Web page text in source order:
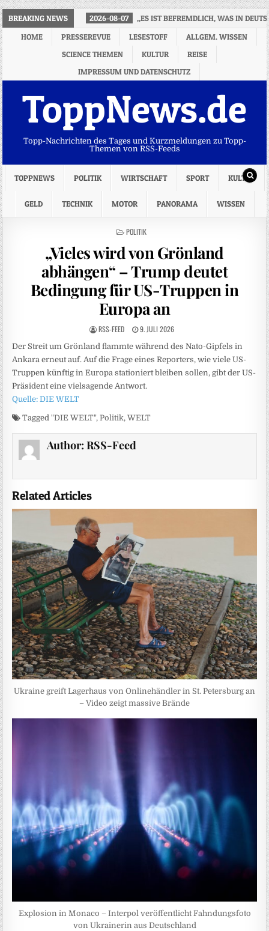
BREAKING NEWS 2026-08-07
„ES IST BEFREMDLICH, WAS IN
HOME
PRESSEREVUE LESESTOFF
ALLGEM. WISSEN
SCIENCE THEMEN
KULTUR
REISE
IMPRESSUM UND DATENSCHUTZ
ToppNews.de
Topp-Nachrichten des Tages und Kurzmeldungen zu Topp-
Themen von RSS-Feeds
TOPPNEWS POLITIK WIRTSCHAFT SPORT KULTUR
GELD TECHNIK MOTOR PANORAMA WISSEN
POSTED
POLITIK
„Vieles wird von Grönland
abhängen“ – Trump deutet
Bedingung für US-Truppen in
Europa an
RSS-FEED 9. JULI 2026
Der Streit um Grönland flammte während des Nato-Gipfels in
Ankara erneut auf. Auf die Frage eines Reporters, wie viele US-
Truppen künftig in Europa stationiert bleiben sollen, gibt der US-
Präsident eine vielsagende Antwort.
Quelle: DIE WELT
Tagged"DIE WELT",Politik,WELT
Author: RSS-Feed
Related Articles
Ukraine greift Lagerhaus von Onlinehändler in St. Petersburg an
– Video zeigt massive Brände
Explosion in Monaco – Interpol veröffentlicht Fahndungsfoto
von Ukrainerin aus Deutschland